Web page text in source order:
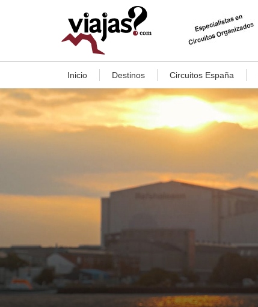
Inicio Destinos Circuitos España